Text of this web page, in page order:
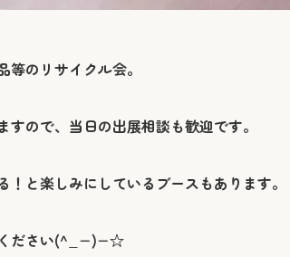
等のリサイクル会。
すので、当日の出展相談も歓迎です。
！と楽しみにしているブースもあります。
ください(^_−)−☆